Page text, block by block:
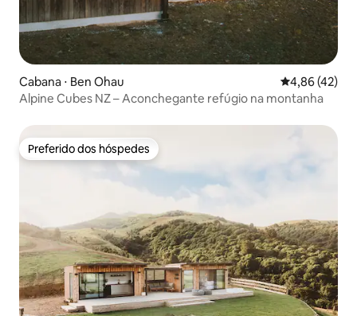
Cabana ⋅ Ben Ohau 4,86 de uma
4,86 (42)
Alpine Cubes NZ – Aconchegante refúgio na montanha
Preferido dos hóspedes
Preferido dos hóspedes